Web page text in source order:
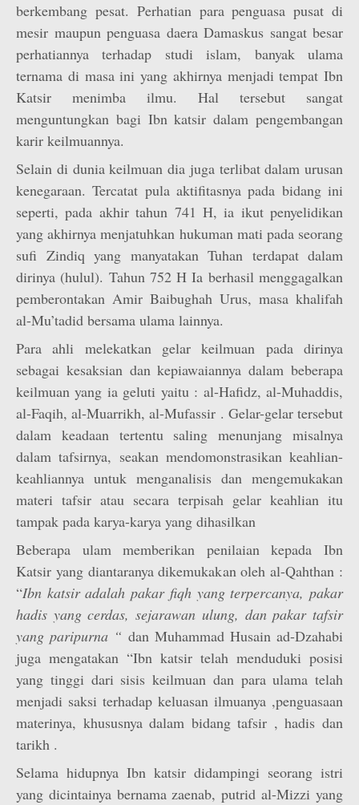
berkembang pesat. Perhatian para penguasa pusat di
mesir maupun penguasa daera Damaskus sangat besar
perhatiannya terhadap studi islam, banyak ulama
ternama di masa ini yang akhirnya menjadi tempat Ibn
Katsir menimba ilmu. Hal tersebut sangat
menguntungkan bagi Ibn katsir dalam pengembangan
karir keilmuannya.
Selain di dunia keilmuan dia juga terlibat dalam urusan
kenegaraan. Tercatat pula aktifitasnya pada bidang ini
seperti, pada akhir tahun 741 H, ia ikut penyelidikan
yang akhirnya menjatuhkan hukuman mati pada seorang
sufi Zindiq yang manyatakan Tuhan terdapat dalam
dirinya (hulul). Tahun 752 H Ia berhasil menggagalkan
pemberontakan Amir Baibughah Urus, masa khalifah
al-Mu’tadid bersama ulama lainnya.
Para ahli melekatkan gelar keilmuan pada dirinya
sebagai kesaksian dan kepiawaiannya dalam beberapa
keilmuan yang ia geluti yaitu : al-Hafidz, al-Muhaddis,
al-Faqih, al-Muarrikh, al-Mufassir . Gelar-gelar tersebut
dalam keadaan tertentu saling menunjang misalnya
dalam tafsirnya, seakan mendomonstrasikan keahlian-
keahliannya untuk menganalisis dan mengemukakan
materi tafsir atau secara terpisah gelar keahlian itu
tampak pada karya-karya yang dihasilkan
Beberapa ulam memberikan penilaian kepada Ibn
Katsir yang diantaranya dikemukakan oleh al-Qahthan :
“Ibn katsir adalah pakar fiqh yang terpercanya, pakar
hadis yang cerdas, sejarawan ulung, dan pakar tafsir
yang paripurna “ dan Muhammad Husain ad-Dzahabi
juga mengatakan “Ibn katsir telah menduduki posisi
yang tinggi dari sisis keilmuan dan para ulama telah
menjadi saksi terhadap keluasan ilmuanya ,penguasaan
materinya, khususnya dalam bidang tafsir , hadis dan
tarikh .
Selama hidupnya Ibn katsir didampingi seorang istri
yang dicintainya bernama zaenab, putrid al-Mizzi yang